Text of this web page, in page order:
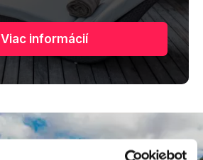
Viac informácií